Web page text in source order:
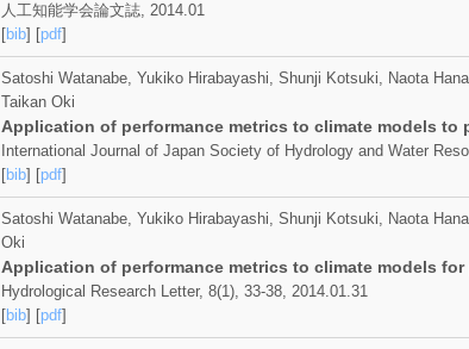
人工知能学会論文誌, 2014.01
[bib] [pdf]
Satoshi Watanabe, Yukiko Hirabayashi, Shunji Kotsuki, Naota
Taikan Oki
Application of performance metrics to climate models
International Journal of Japan Society of Hydrology and Water
[bib] [pdf]
Satoshi Watanabe, Yukiko Hirabayashi, Shunji Kotsuki, Naota
Oki
Application of performance metrics to climate models
Hydrological Research Letter, 8(1), 33-38, 2014.01.31
[bib] [pdf]